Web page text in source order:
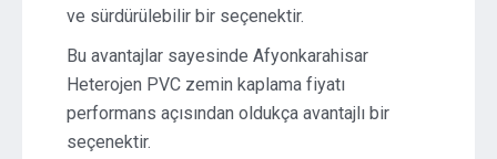
ve sürdürülebilir bir seçenektir.
Bu avantajlar sayesinde Afyonkarahisar
Heterojen PVC zemin kaplama fiyatı
performans açısından oldukça avantajlı bir
seçenektir.